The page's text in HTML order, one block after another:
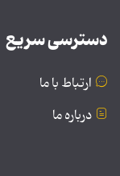
دسترسی سریع
ارتباط با ما
درباره ما